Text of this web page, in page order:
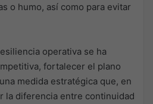
o humo, así como para evitar
operativa se ha
fortalecer el plano
medida estratégica que, en
la diferencia entre continuidad